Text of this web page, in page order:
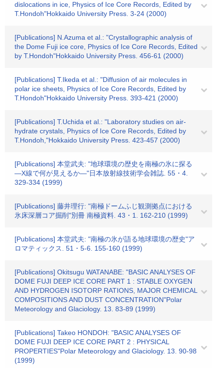
dislocations in ice, Physics of Ice Core Records, Edited by
T.Hondoh"Hokkaido University Press. 3-24 (2000)
[Publications] N.Azuma et al.: "Crystallographic analysis of
the Dome Fuji ice core, Physics of Ice Core Records, Edited
by T.Hondoh"Hokkaido University Press. 456-61 (2000)
[Publications] T.Ikeda et al.: "Diffusion of air molecules in
polar ice sheets, Physics of Ice Core Records, Edited by
T.Hondoh"Hokkaido University Press. 393-421 (2000)
[Publications] T.Uchida et al.: "Laboratory studies on air-
hydrate crystals, Physics of Ice Core Records, Edited by
T.Hondoh,"Hokkaido University Press. 423-457 (2000)
[Publications] 本堂武夫: "地球環境の歴史を南極の氷に探る
―X線で何が見えるか―"日本放射線技術学会雑誌. 55・4.
329-334 (1999)
[Publications] 藤井理行: "南極ドームふじ観測拠点における
氷床深層コア掘削"別冊 南極資料. 43・1. 162-210 (1999)
[Publications] 本堂武夫: "南極の氷が語る地球環境の歴史"ア
ロマティックス. 51・5-6. 155-160 (1999)
[Publications] Okitsugu WATANABE: "BASIC ANALYSES OF
DOME FUJI DEEP ICE CORE PART 1 : STABLE OXYGEN
AND HYDROGEN ISOTORP RATIONS, MAJOR CHEMICAL
COMPOSITIONS AND DUST CONCENTRATION"Polar
Meteorology and Glaciology. 13. 83-89 (1999)
[Publications] Takeo HONDOH: "BASIC ANALYSES OF
DOME FUJI DEEP ICE CORE PART 2 : PHYSICAL
PROPERTIES"Polar Meteorology and Glaciology. 13. 90-98
(1999)